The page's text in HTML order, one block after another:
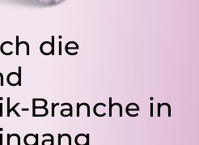
die
Branche in